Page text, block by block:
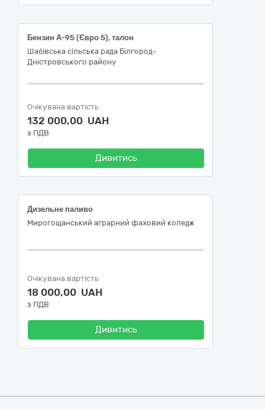
Бензин А-95 (Євро 5), талон
Шабівська сільська рада Білгород-
Дністровського району
Очікувана вартість
132 000,00 UAH
з ПДВ
Дивитись
Дизельне паливо
Мирогощанський аграрний фаховий коледж
Очікувана вартість
18 000,00 UAH
з ПДВ
Дивитись